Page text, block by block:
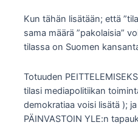
Kun tähän lisätään; että
sama määrä ”pakolaisia”
tilassa on Suomen
Totuuden
tilasi mediapolitiikan
demokratiaa voisi lisätä );
PÄINVASTOIN YLE:n